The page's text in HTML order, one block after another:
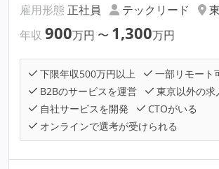
雇用形態 正社員 テックリード
年収 900万円 〜 1,300万円
下限年収500万円以上
一部リモート
B2Bのサービスを運営
東京以外の求
自社サービスを開発
CTOがいる
オンラインで選考が受けられる